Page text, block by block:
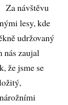
Za návštěvu
lesy, kde
udržovaný
nás zaujal
že jsme se